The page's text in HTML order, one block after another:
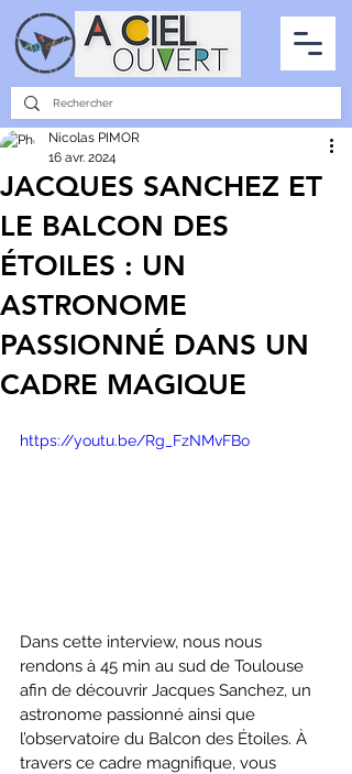
PARTENARIATS
INTERVIEWS LA PHOTO DU CIEL TOUS LES ARTICLES
JACQUES SANCHEZ ET
LE BALCON DES
ÉTOILES : UN
ASTRONOME
PASSIONNÉ DANS UN
CADRE MAGIQUE
Nicolas PIMOR
16 avr. 2024
https://youtu.be/Rg_FzNMvFBo
Dans cette interview, nous nous
rendons à 45 min au sud de Toulouse
afin de découvrir Jacques Sanchez, un
astronome passionné ainsi que
l’observatoire du Balcon des Étoiles. À
travers ce cadre magnifique, vous